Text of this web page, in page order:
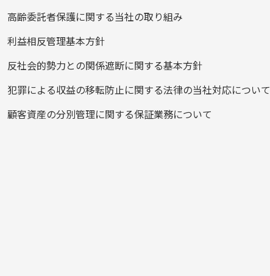
高齢委託者保護に関する当社の取り組み
利益相反管理基本方針
反社会的勢力との関係遮断に関する基本方針
犯罪による収益の移転防止に関する法律の当社対応について
顧客資産の分別管理に関する保証業務について